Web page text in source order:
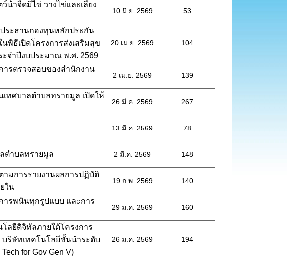
น้ำจืดมีไข่ วางไข่และเลี้ยง
10 มิ.ย. 2569 53
ประธานกองทุนหลักประกัน
พิธีเปิดโครงการส่งเสริมสุข
จำปีงบประมาณ พ.ศ. 2569
20 เม.ย. 2569 104
ารตรวจสอบของสำนักงาน
2 เม.ย. 2569 139
ทศบาลตำบลทรายมูล เปิดให้
26 มี.ค. 2569 267
13 มี.ค. 2569 78
ตำบลทรายมูล 2 มี.ค. 2569 148
ามการรายงานผลการปฏิบัติ
ใน
19 ก.พ. 2569 140
ารพนันทุกรูปแบบ และการ
29 ม.ค. 2569 160
ลยีดิจิทัลภายใต้โครงการ
บริษัทเทคโนโลยีชั้นนำระดับ
for Gov Gen V)
26 ม.ค. 2569 194